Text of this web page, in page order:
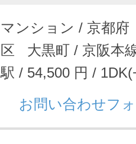
マンション/ 京都
区 大黒町/ 京阪本
駅/ 54,500 円/
お問い合わせフ